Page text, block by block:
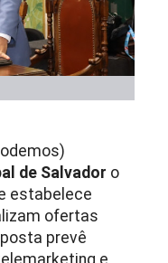
de Salvador o
estabelece
ofertas
prevê